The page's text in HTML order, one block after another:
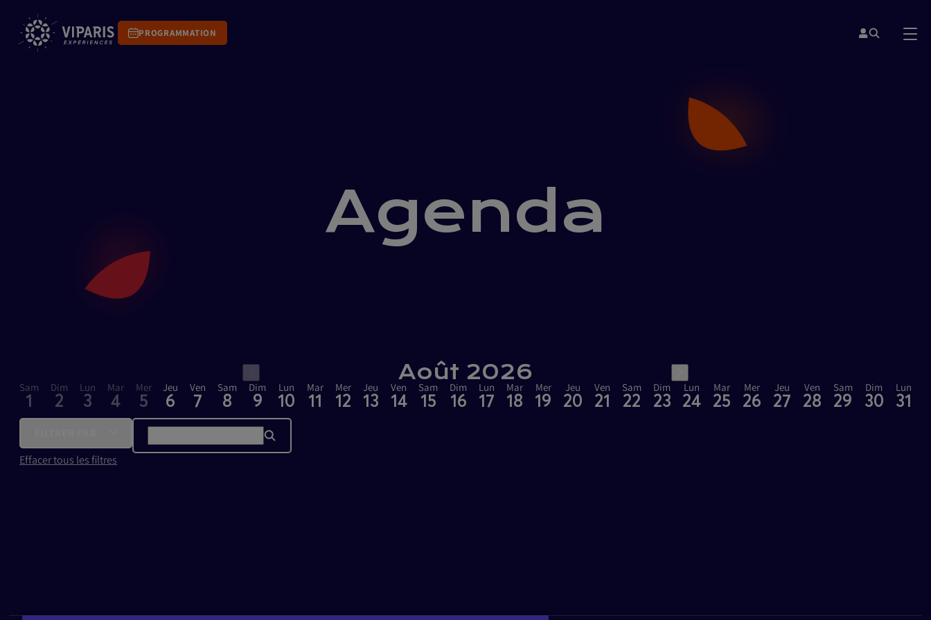
PROGRAMMATION
Agenda
Août 2026
Sam
1
Dim
2
Lun
3
Mar
4
Mer
5
Jeu
6
Ven
7
Sam
8
Dim
9
Lun
10
Mar
11
Mer
12
Jeu
13
Ven
14
Sam
15
Dim
16
Lun
17
Mar
18
Mer
19
Jeu
20
Ven
21
Sam
22
Dim
23
Lun
24
Mar
25
Mer
26
Jeu
27
Ven
28
Sam
29
Dim
30
Lun
31
TYPES D'ÉVÉNEMENTS
Effacer tous les filtres